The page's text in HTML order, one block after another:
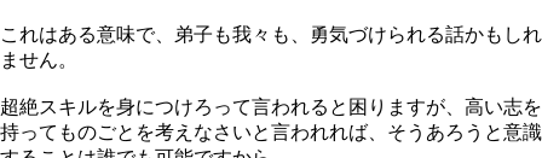
これはある意味で、弟子も我々も、勇気づけられる話かもしれ
ません。
超絶スキルを身につけろって言われると困りますが、高い志を
持ってものごとを考えなさいと言われれば、そうあろうと意識